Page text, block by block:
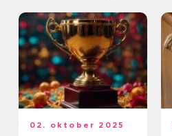
02. oktober 2025